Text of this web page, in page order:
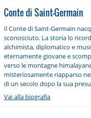
Conte di Saint-Germain
Il Conte di Saint-Germain
sconosciuto. La storia lo
alchimista, diplomatico e
eternamente giovane e
verso le montagne
misteriosamente riapparso
di un secolo dopo la sua
Vai alla biografia